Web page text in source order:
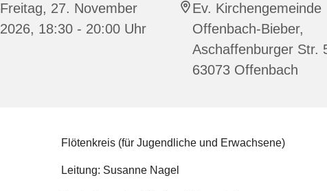
Freitag, 27. November
2026, 18:30 - 20:00 Uhr
Ev. Kirchengemeinde
Offenbach-Bieber,
Aschaffenburger Str.
63073 Offenbach
Flötenkreis (für Jugendliche und Erwachsene)
Leitung: Susanne Nagel